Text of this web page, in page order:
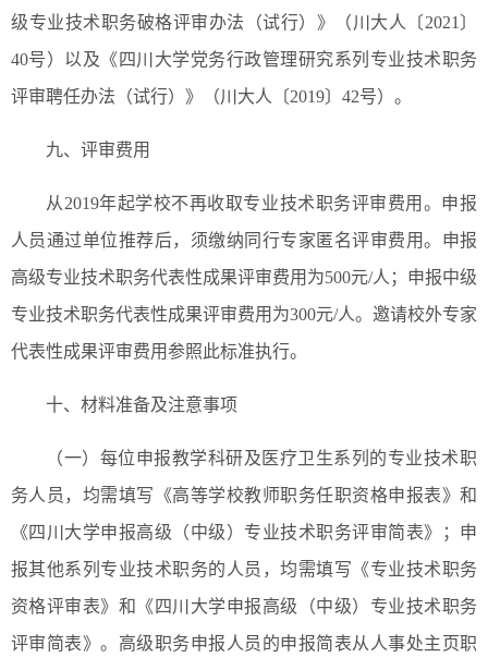
级专业技术职务破格评审办法（试行）》（川大人〔2021〕
40号）以及《四川大学党务行政管理研究系列专业技术职务
评审聘任办法（试行）》（川大人〔2019〕42号）。
九、评审费用
从2019年起学校不再收取专业技术职务评审费用。申报
人员通过单位推荐后，须缴纳同行专家匿名评审费用。申报
高级专业技术职务代表性成果评审费用为500元/人；申报中级
专业技术职务代表性成果评审费用为300元/人。邀请校外专家
代表性成果评审费用参照此标准执行。
十、材料准备及注意事项
（一）每位申报教学科研及医疗卫生系列的专业技术职
务人员，均需填写《高等学校教师职务任职资格申报表》和
《四川大学申报高级（中级）专业技术职务评审简表》；申
报其他系列专业技术职务的人员，均需填写《专业技术职务
资格评审表》和《四川大学申报高级（中级）专业技术职务
评审简表》。高级职务申报人员的申报简表从人事处主页职